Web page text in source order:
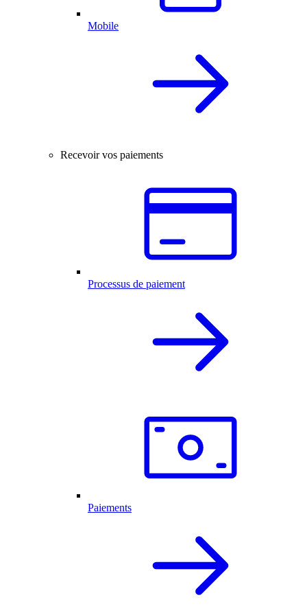
Mobile
Recevoir vos paiements
Processus de paiement
Paiements